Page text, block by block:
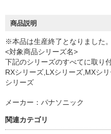
商品説明
※本品は生産終了となりました。
<対象商品シリーズ名>
下記のシリーズのすべてに取り
RXシリーズ,LXシリーズ,MXシ
シリーズ
メーカー：パナソニック
関連カテゴリ